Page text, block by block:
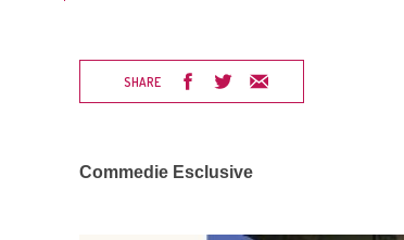
SHARE
Commedie Esclusive